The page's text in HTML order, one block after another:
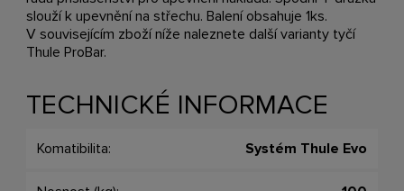
slouží k upevnění na střechu. Balení obsahuje 1ks.
V souvisejícím zboží níže naleznete další varianty tyčí
Thule ProBar.
TECHNICKÉ INFORMACE
Komatibilita: Systém Thule Evo